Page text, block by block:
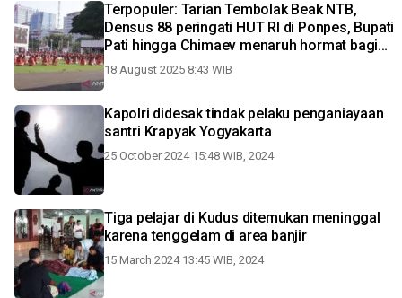
Terpopuler: Tarian Tembolak Beak NTB,
Densus 88 peringati HUT RI di Ponpes, Bupati
Pati hingga Chimaev menaruh hormat bagi
Dricus
18 August 2025 8:43 WIB
Kapolri didesak tindak pelaku penganiayaan
santri Krapyak Yogyakarta
25 October 2024 15:48 WIB, 2024
Tiga pelajar di Kudus ditemukan meninggal
karena tenggelam di area banjir
15 March 2024 13:45 WIB, 2024